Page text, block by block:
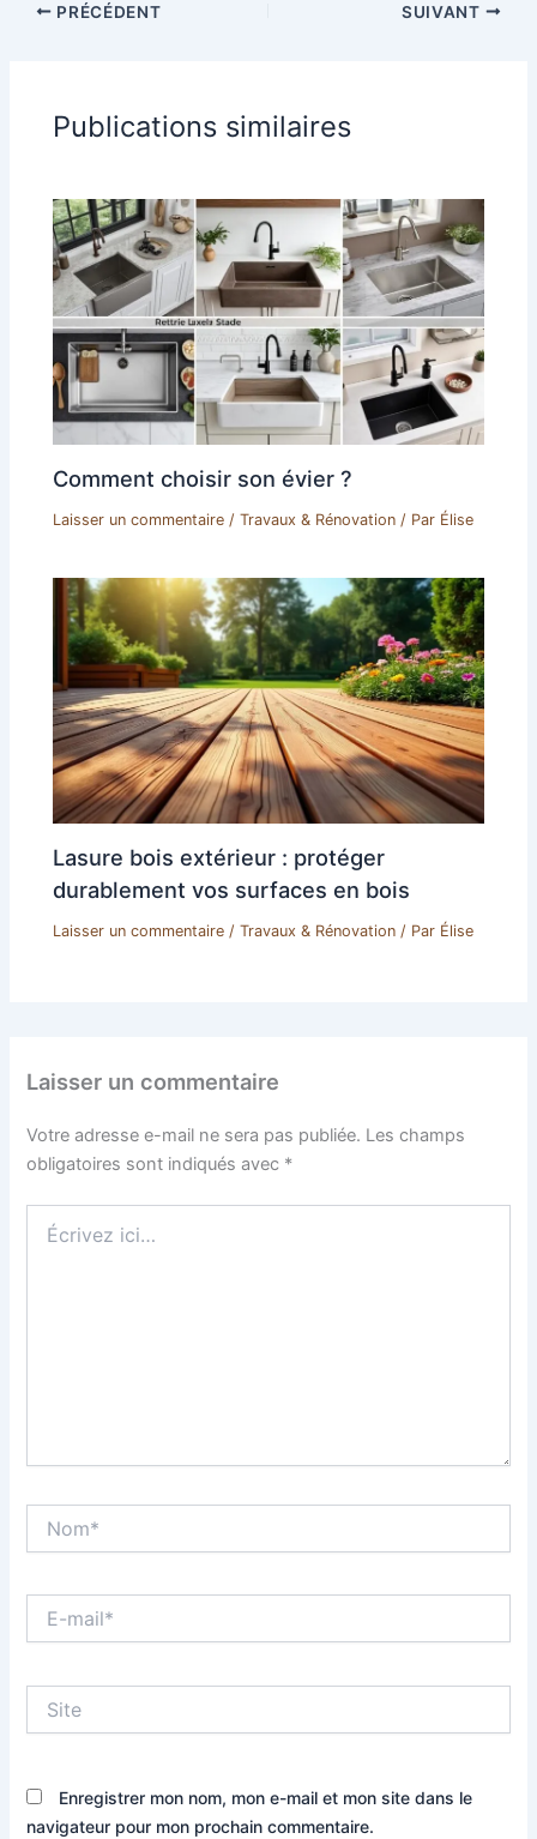
PRÉCÉDENT SUIVANT
Publications similaires
Comment choisir son évier ?
Laisser un commentaire /Travaux & Rénovation / Par Élise
Lasure bois extérieur : protéger
durablement vos surfaces en bois
Laisser un commentaire /Travaux & Rénovation / Par Élise
Laisser un commentaire
Votre adresse e-mail ne sera pas publiée. Les champs
obligatoires sont indiqués avec *
ici…
mail*
Enregistrer mon nom, mon e-mail et mon site dans le
navigateur pour mon prochain commentaire.